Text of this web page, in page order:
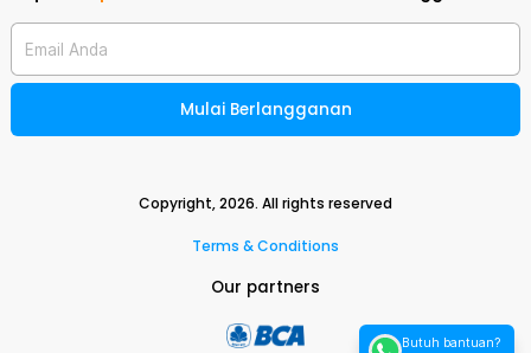
Email Anda
Mulai Berlangganan
Copyright,2026. All rights reserved
Terms & Conditions
Our partners
Butuh bantuan?